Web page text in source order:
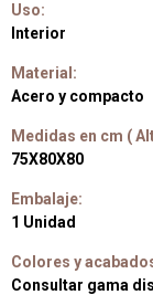
Uso:
Interior
Material:
Acero y compacto
Medidas en cm (
75X80X80
Embalaje:
1 Unidad
Colores y
Consultar gama